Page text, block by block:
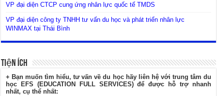
VP đại diện CTCP cung ứng nhân lực quốc tế TMDS
VP đại diện công ty TNHH tư vấn du học và phát triển nhân lực
WINMAX tại Thái Bình
Tiện Ích
+ Bạn muốn tìm hiểu, tư vấn về du học hãy liên hệ với trung tâm du
học EFS (EDUCATION FULL SERVICES) để được hỗ trợ nhanh
nhất, cụ thể nhất: